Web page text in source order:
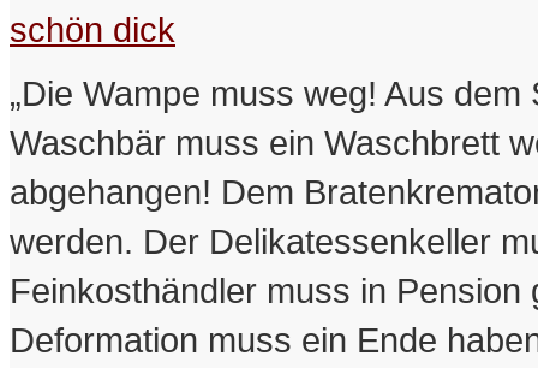
„Die Wampe muss weg! Aus
Waschbär muss ein Waschbrett
abgehangen! Dem
werden. Der Delikatessenkeller
Feinkosthändler muss in
Deformation muss ein Ende